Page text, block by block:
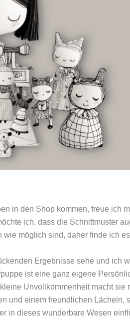
in den Shop kommen, freue ich
ich, dass die Schnittmuster
möglich sind, daher finde ich
Ergebnisse sehe und ich
ist eine ganz eigene
Unvollkommenheit macht sie
und einem freundlichen Lächeln,
in dieses wunderbare Wesen